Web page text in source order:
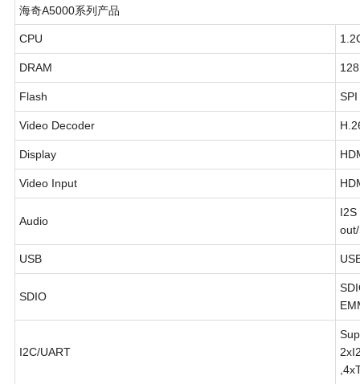
海奇A5000系列产品
CPU
DRAM
Flash
Video Decoder
Display
Video Input
Audio
I2S
USB
SDIO
I2C/UART